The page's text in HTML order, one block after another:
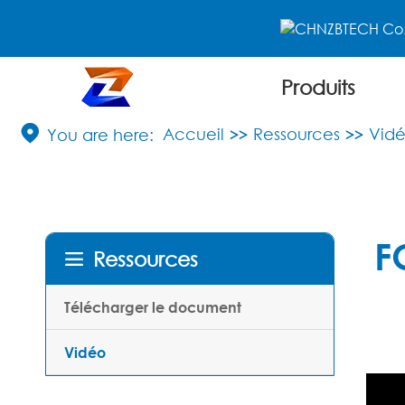
Produits
 Accueil Ressources
 Ressources
Télécharger le document
Vidéo